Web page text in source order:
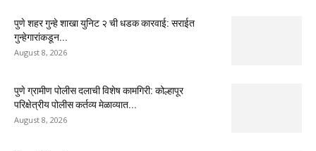
पुणे शहर गुन्हे शाखा युनिट २ ची धडक कारवाई: सराईत
गुन्हेगारांकडून...
August 8, 2026
पुणे ग्रामीण पोलीस दलाची विशेष कामगिरी: कोल्हापूर
परिक्षेत्रीय पोलीस कर्तव्य मेळाव्यात...
August 8, 2026